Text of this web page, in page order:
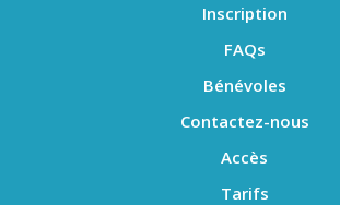
Inscription
FAQs
Bénévoles
Contactez-nous
Accès
Tarifs